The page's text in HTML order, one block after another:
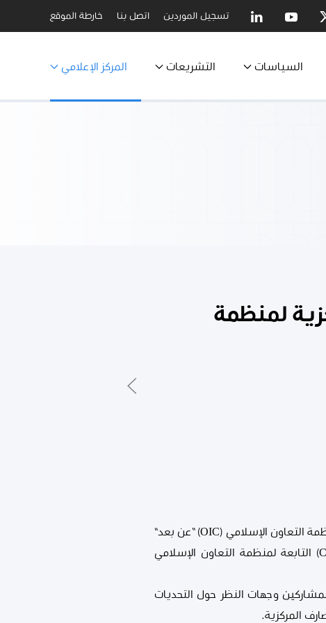
تسجيل الموردين اتصل بنا خارطة الموقع
السياسات التشريعات المركز الإعلامي
لمنظمة
شارك السيد الصديق عمر الكبير محافظ مصرف ليبيا المركزي في إجتماع منتدى المصارف المركزية لمنظمة التعاون الإسلامي (OIC) “عن بعد”
اليوم الأربعاء 2020/10/7، وذلك في إطار برامج اللجنة الدائمة للتعاون الاقتصادي والتجاري (COMCEC) التابعة لمنظمة التعاون الإسلامي
وجهات النظر حول التحديات
المركزية.